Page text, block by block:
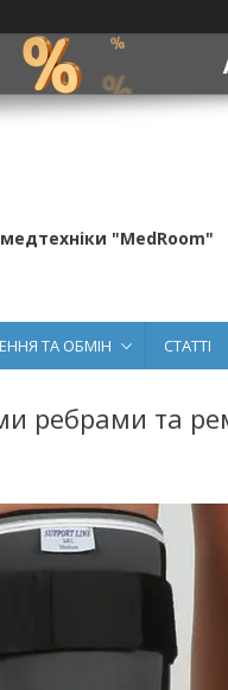
"MedRoom"
ТА ОБМІН СТАТТІ
ребрами та